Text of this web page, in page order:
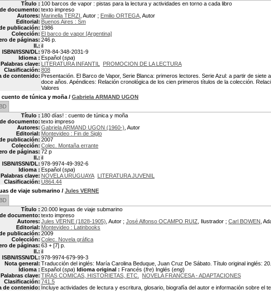
Título : 100 barcos de vapor : pistas para la lectura y actividades en torno a cada libro
documento: texto impreso
Autores: Marinella TERZI , Autor ; Emilio ORTEGA , Autor
Editorial: Buenos Aires : Sm
publicación: 1986
Colección: El barco de vapor [Argentina]
de páginas: 246 p.
Il.: il
ISBN/ISSN/DL: 978-84-348-2031-9
Idioma : Español (spa)
Palabras clave: LITERATURA INFANTIL
PROMOCION DE LA LECTURA
Clasificación: 808
de contenido: Presentación. El Barco de Vapor, Serie Blanca: primeros lectores. Serie Azul: a partir de
doce años. Apéndices: Relación cronológica de los cien primeros títulos de la colección.
Valores
cuento de túnica y moña / Gabriela ARMAND UGON
Título : 180 días! : cuento de túnica y moña
documento: texto impreso
Autores: Gabriela ARMAND UGON (1960-) , Autor
Editorial: Montevideo : Fin de Siglo
publicación: 2007
Colección: Colec. Montaña errante
de páginas: 72 p
Il.: il
ISBN/ISSN/DL: 978-9974-49-392-6
Idioma : Español (spa)
Palabras clave: NOVELA URUGUAYA LITERATURA JUVENIL
Clasificación: U864.44
de viaje submarino / Jules VERNE
Título : 20.000 leguas de viaje submarino
documento: texto impreso
Autores: Jules VERNE (1828-1905) , Autor ; José Alfonso OCAMPO RUIZ , Ilustrador ; Carl BOWEN ,
Editorial: Montevideo : Latinbooks
publicación: 2009
Colección: Colec. Novela gráfica
de páginas: 63 + [7] p.
Il.: il
ISBN/ISSN/DL: 978-9974-679-99-3
Nota general: Traducción del inglés: María Carolina Beduque, Juan Cruz De Sábato. Título original inglés:
Idioma : Español (spa) Idioma original : Francés (fre) Inglés (eng)
Palabras clave: TIRAS COMICAS, HISTORIETAS, ETC.
NOVELA FRANCESA - ADAPTACIONES
Clasificación: 741.5
de contenido: Incluye actividades de lectura y escritura, glosario, biografía del autor e información sobre el